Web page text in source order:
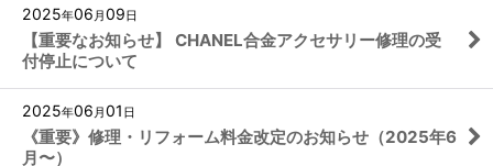
2025年06 月09日
【重要なお知らせ】 CHANEL合金アクセサリー修理の受
付停止について
2025年06 月01 日
《重要》修理・リフォーム料金改定のお知らせ（2025年6
月〜）